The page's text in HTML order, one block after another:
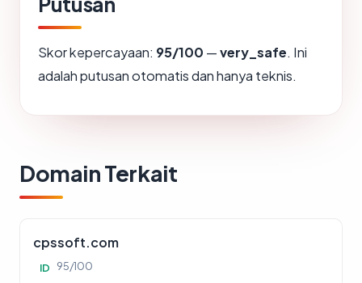
Skor kepercayaan: 95/100 —very_safe. Ini
adalah putusan otomatis dan hanya teknis.
Domain Terkait
cpssoft.com
ID 95/100